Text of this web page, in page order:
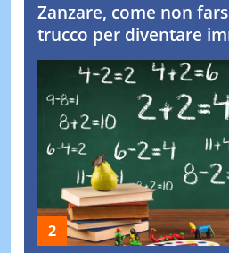
Zanzare, come non
trucco per diventare